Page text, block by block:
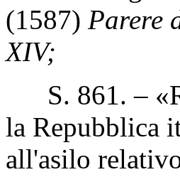
(1587) Parere
XIV;
S. 861. –
la Repubblica
all'asilo